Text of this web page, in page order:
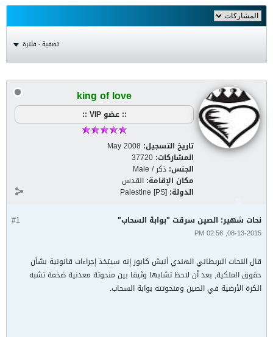
تصفية - فلترة
king of love
:: عضو VIP ::
تاريخ التسجيل: May 2008
المشاركات: 37720
الجنس: ذكر / Male
مكان الإقامة: القدس
الدولة: Palestine [PS]
#1 نحات شهير: الصين سرقت "بوابة السحاب"
08-13-2015, 02:56 PM
قال النحات البريطاني الهندي أنيش كابور إنه سيتخذ إجراءات قانونية بشأن
حقوق الملكية, بعد أن لاحظ تشابها وثيقا بين منحوتة معدنية ضخمة تشبه
الكرة الأرضية في الصين ومنحوتته بوابة السحاب.